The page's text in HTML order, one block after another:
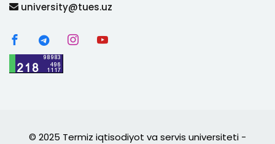
university@tues.uz
© 2025 Termiz iqtisodiyot va servis universiteti -